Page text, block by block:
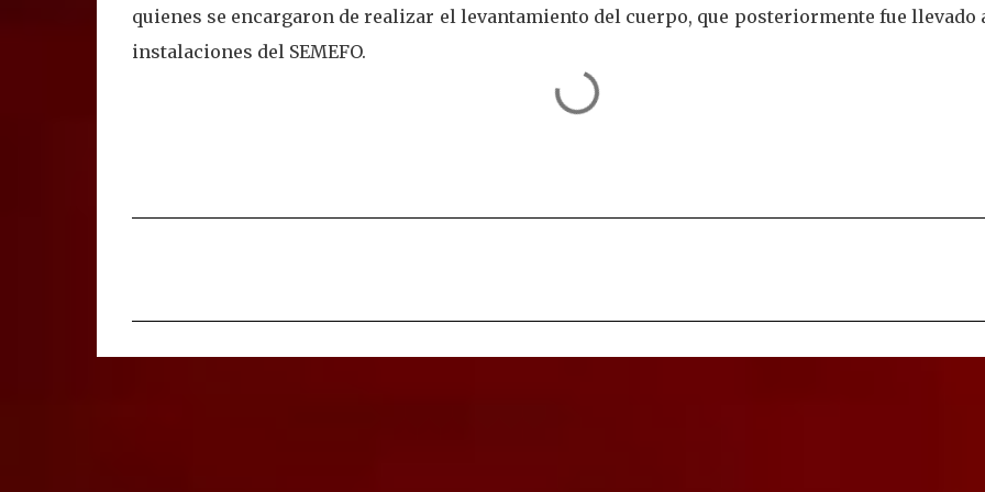
quienes se encargaron de realizar el levantamiento del cuerpo, que posteriormente fue llevado
instalaciones del SEMEFO.